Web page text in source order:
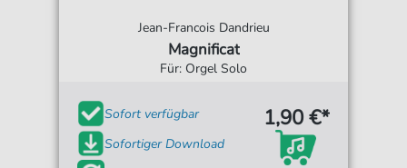
Jean-Francois Dandrieu
Magnificat
Für: Orgel Solo
Sofort verfügbar
Sofortiger Download
1,90 €*